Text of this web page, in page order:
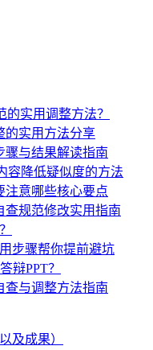
的实用调整方法？
的实用方法分享
骤与结果解读指南
容降低疑似度的方法
注意哪些核心要点
查规范修改实用指南
步骤帮你提前避坑
辩PPT？
查与调整方法指南
及成果）